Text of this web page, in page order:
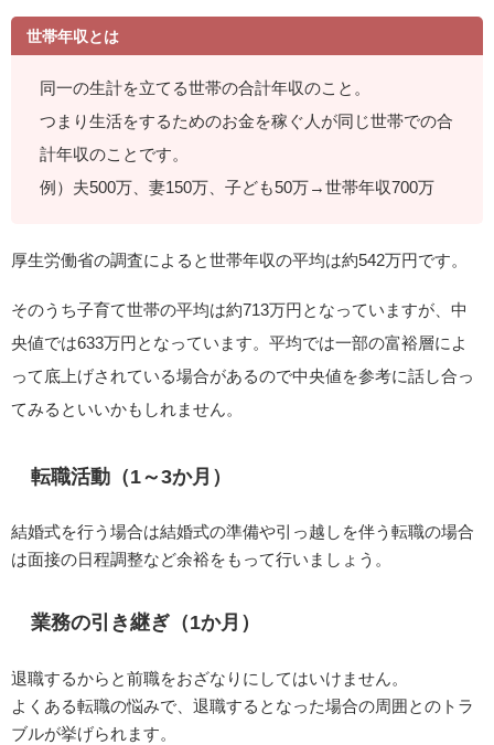
世帯年収とは
同一の生計を立てる世帯の合計年収のこと。
つまり生活をするためのお金を稼ぐ人が同じ世帯での合
計年収のことです。
例）夫500万、妻150万、子ども50万→世帯年収700万
厚生労働省の調査によると世帯年収の平均は約542万円です。
そのうち子育て世帯の平均は約713万円となっていますが、中
央値では633万円となっています。平均では一部の富裕層によ
って底上げされている場合があるので中央値を参考に話し合っ
てみるといいかもしれません。
転職活動（1～3か月）
結婚式を行う場合は結婚式の準備や引っ越しを伴う転職の場合
は面接の日程調整など余裕をもって行いましょう。
業務の引き継ぎ（1か月）
退職するからと前職をおざなりにしてはいけません。
よくある転職の悩みで、退職するとなった場合の周囲とのトラ
ブルが挙げられます。